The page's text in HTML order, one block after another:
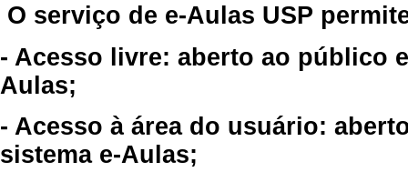
O serviço de e-Aulas USP
- Acesso livre: aberto ao público
Aulas;
- Acesso à área do usuário:
sistema e-Aulas;